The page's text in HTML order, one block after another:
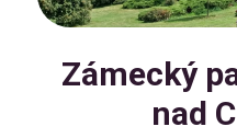
Zámecký
nad